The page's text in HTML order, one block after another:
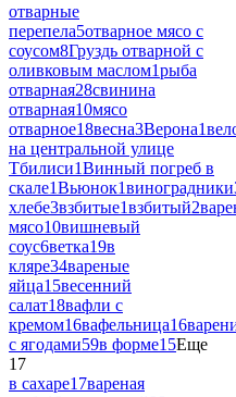
отварные
перепела5отварное мясо с
соусом8Груздь отварной с
оливковым маслом1рыба
отварная28свинина
отварная10мясо
отварное18весна3Верона1
на центральной улице
Тбилиси1Винный погреб в
скале1Вьюнок1виноградники
хлебе3взбитые1взбитый2
мясо10вишневый
соус6ветка19в
кляре34вареные
яйца15весенний
салат18вафли с
кремом16вафельница16
с ягодами59в форме15Еще
17
в сахаре17вареная